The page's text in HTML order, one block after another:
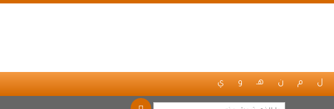
ل م ن هـ و ي